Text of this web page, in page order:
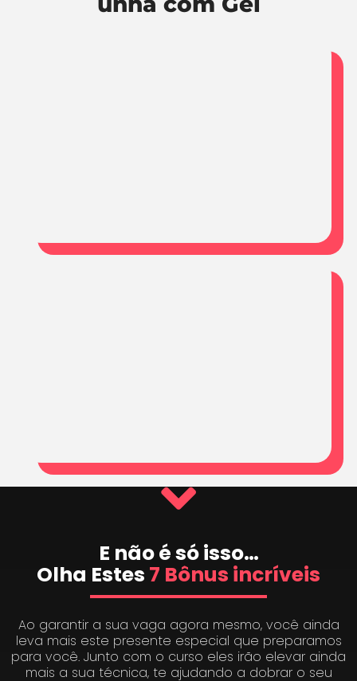
E não é só isso…
Olha Estes 7 Bônus incríveis
Ao garantir a sua vaga agora mesmo, você ainda
leva mais este presente especial que preparamos
para você. Junto com o curso eles irão elevar ainda
mais a sua técnica, te ajudando a dobrar o seu